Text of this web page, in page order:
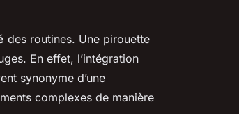
des routines. Une pirouette
En effet, l’intégration
synonyme d’une
complexes de manière